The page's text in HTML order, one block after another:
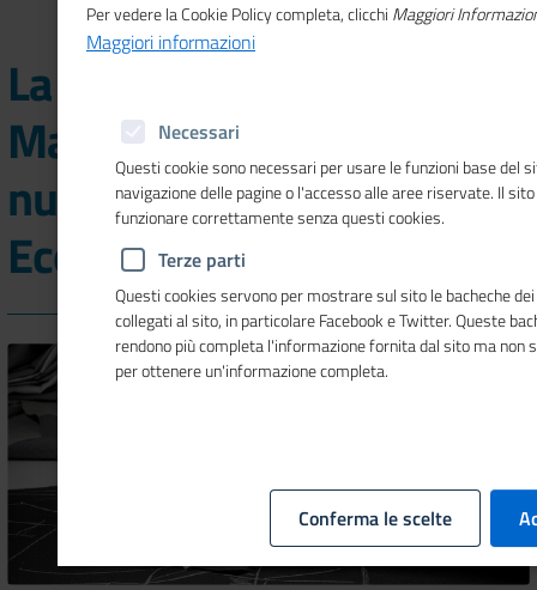
La prima Giornata del
Made in Italy nel nuovo
numero di Unioncamere
Economia & Imprese
Per vedere la Cookie Policy completa, clicchi Maggiori
Maggiori informazioni
Necessari
Questi cookie sono necessari per usare le funzioni base del
navigazione delle pagine o l'accesso alle aree riservate. Il
funzionare correttamente senza questi cookies.
Terze parti
Questi cookies servono per mostrare sul sito le bacheche
collegati al sito, in particolare Facebook e Twitter. Queste
rendono più completa l'informazione fornita dal sito ma non
per ottenere un'informazione completa.
Conferma le scelte